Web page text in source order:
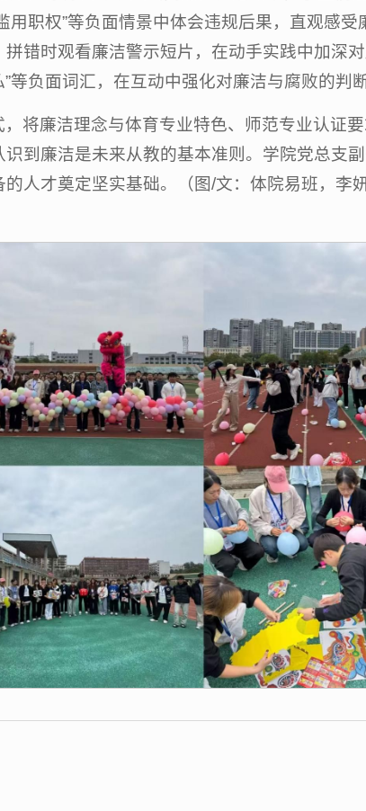
用职权”等负面情景中体会违规后果，直观感
错时观看廉洁警示短片，在动手实践中加深
等负面词汇，在互动中强化对廉洁与腐败的判
将廉洁理念与体育专业特色、师范专业认证
到廉洁是未来从教的基本准则。学院党总支
人才奠定坚实基础。（图/文： 体院易班， 李